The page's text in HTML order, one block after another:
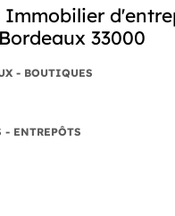
Immobilier
Bordeaux 33000
- BOUTIQUES
- ENTREPÔTS